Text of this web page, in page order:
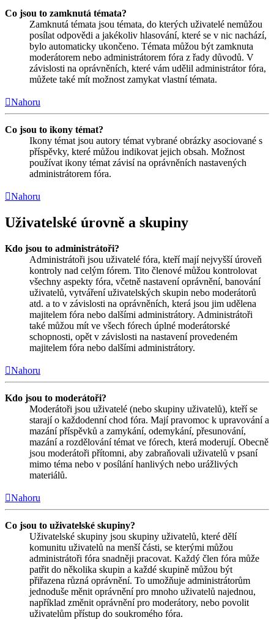
Co jsou to zamknutá témata?
Zamknutá témata jsou témata, do kterých uživatelé nemůžou
posílat odpovědi a jakékoliv hlasování, které se v nic nachází,
bylo automaticky ukončeno. Témata můžou být zamknuta
moderátorem nebo administrátorem fóra z řady důvodů. V
závislosti na oprávněních, které vám udělil administrátor fóra,
můžete také mít možnost zamykat vlastní témata.
Nahoru
Co jsou to ikony témat?
Ikony témat jsou autory témat vybrané obrázky asociované s
příspěvky, které můžou indikovat jejich obsah. Možnost
používat ikony témat závisí na oprávněních nastavených
administrátorem fóra.
Nahoru
Uživatelské úrovně a skupiny
Kdo jsou to administrátoři?
Administrátoři jsou uživatelé fóra, kteří mají nejvyšší úroveň
kontroly nad celým fórem. Tito členové můžou kontrolovat
všechny aspekty fóra, včetně nastavení oprávnění, banování
uživatelů, vytváření uživatelských skupin nebo moderátorů
atd. a to v závislosti na oprávněních, která jsou jim udělena
majitelem fóra nebo dalšími administrátory. Administrátoři
také můžou mít ve všech fórech úplné moderátorské
schopnosti, opět v závislosti na nastavení provedeném
majitelem fóra nebo dalšími administrátory.
Nahoru
Kdo jsou to moderátoři?
Moderátoři jsou uživatelé (nebo skupiny uživatelů), kteří se
starají o každodenní chod fóra. Mají pravomoc k upravování a
mazání příspěvků a zamykání, odemykání, přesunování,
mazání a rozdělování témat ve fórech, která moderují. Obecně
jsou moderátoři přítomni, aby zabraňovali uživatelů v psaní
mimo téma nebo v posílání hanlivých nebo urážlivých
materiálů.
Nahoru
Co jsou to uživatelské skupiny?
Uživatelské skupiny jsou skupiny uživatelů, které dělí
komunitu uživatelů na menší části, se kterými můžou
administrátoři fóra snadněji pracovat. Každý člen fóra může
patřit do několika skupin a každé skupině můžou být
přiřazena různá oprávnění. To umožňuje administrátorům
jednoduše měnit oprávnění pro mnoho uživatelů najednou,
například změnit oprávnění pro moderátory, nebo povolit
uživatelům přístup do soukromého fóra.